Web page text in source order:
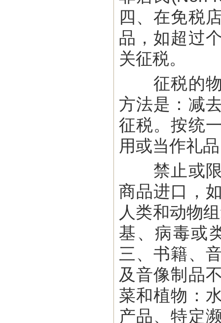
四、在免税
品，如超过
关征税。
征税的物
方法是：减
征税。按统
用或当作礼
禁止或限
商品进口，
人类和动物
基、病毒或
三、书籍、
及音像制品
菜和植物：
产品、特定